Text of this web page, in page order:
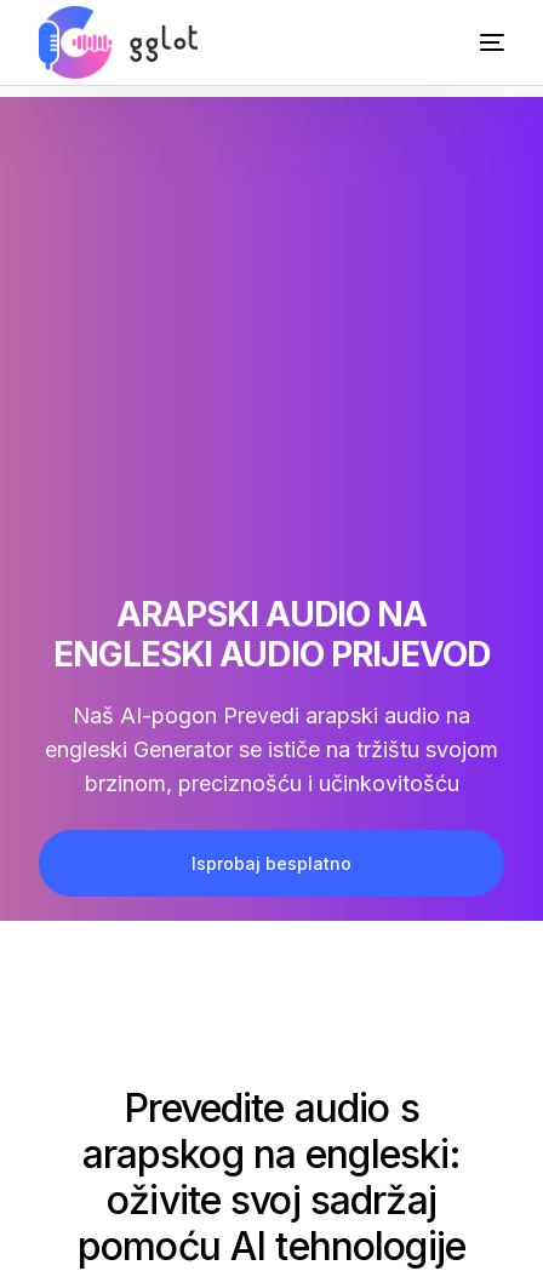
ARAPSKI AUDIO NA
ENGLESKI AUDIO PRIJEVOD
Naš AI-pogon Prevedi arapski audio na
engleski Generator se ističe na tržištu svojom
brzinom, preciznošću i učinkovitošću
Isprobaj besplatno
Prevedite audio s
arapskog na engleski:
oživite svoj sadržaj
pomoću AI tehnologije